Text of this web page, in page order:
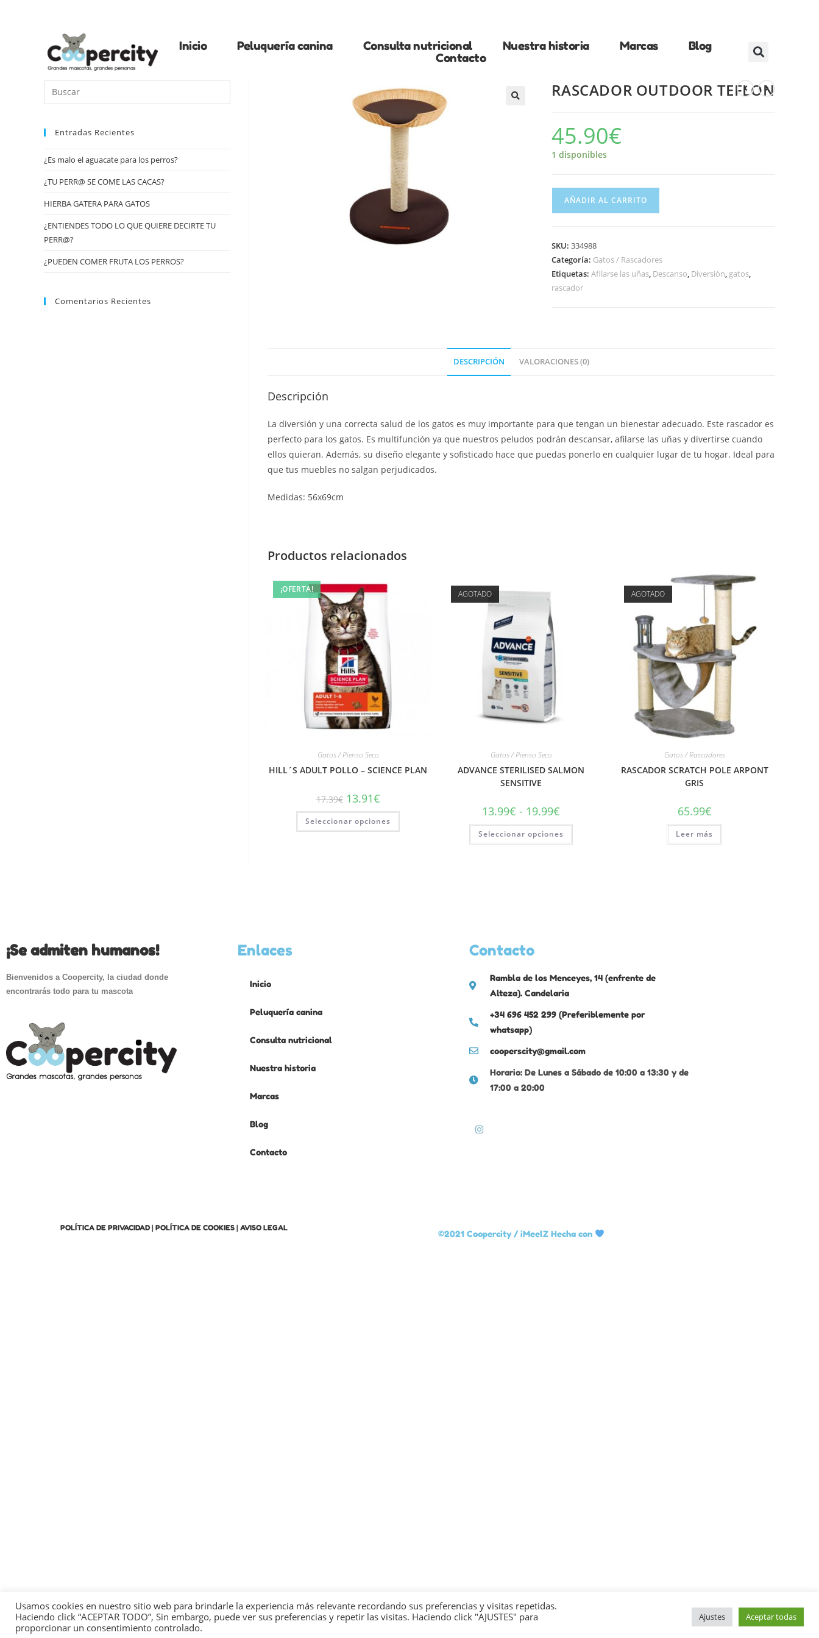
Inicio Peluquería canina Consulta nutricional Nuestra historia Marcas
Blog
Contacto
RASCADOR OUTDOOR TEFLON
45.90€
1 disponibles
AÑADIR AL CARRITO
SKU:334988
Categoría: Gatos / Rascadores
Etiquetas:Afilarse las uñas, Descanso, Diversión, gatos,
rascador
DESCRIPCIÓN VALORACIONES (0)
Descripción
La diversión y una correcta salud de los gatos es muy importante para que tengan un bienestar adecuado. Este rascador es
perfecto para los gatos. Es multifunción ya que nuestros peludos podrán descansar, afilarse las uñas y divertirse cuando
ellos quieran. Además, su diseño elegante y sofisticado hace que puedas ponerlo en cualquier lugar de tu hogar. Ideal para
que tus muebles no salgan perjudicados.
Medidas: 56x69cm
Productos relacionados
¡OFERTA!
Gatos / Pienso Seco
HILL´S ADULT POLLO – SCIENCE PLAN
17.39€ 13.91€
Seleccionar opciones
AGOTADO
Gatos / Pienso Seco
ADVANCE STERILISED SALMON
SENSITIVE
13.99€ - 19.99€
Seleccionar opciones
AGOTADO
Gatos / Rascadores
RASCADOR SCRATCH POLE ARPONT
GRIS
65.99€
Leer más
Entradas Recientes
¿Es malo el aguacate para los perros?
¿TU PERR@ SE COME LAS CACAS?
HIERBA GATERA PARA GATOS
¿ENTIENDES TODO LO QUE QUIERE DECIRTE TU
PERR@?
¿PUEDEN COMER FRUTA LOS PERROS?
Comentarios Recientes
¡Se admiten humanos!
Bienvenidos a Coopercity, la ciudad donde
encontrarás todo para tu mascota
Enlaces
Inicio
Peluquería canina
Consulta nutricional
Nuestra historia
Marcas
Blog
Contacto
Contacto
Rambla de los Menceyes, 14 (enfrente de
Alteza). Candelaria
+34 696 452 299 (Preferiblemente por
whatsapp)
cooperscity@gmail.com
Horario: De Lunes a Sábado de 10:00 a 13:30 y de
17:00 a 20:00
POLÍTICA DE PRIVACIDAD| POLÍTICA DE COOKIES| AVISO LEGAL
©2021 Coopercity /iMeelZ Hecha con
Usamos cookies en nuestro sitio web para brindarle la experiencia más relevante recordando sus preferencias y visitas repetidas.
Haciendo click “ACEPTAR TODO”, Sin embargo, puede ver sus preferencias y repetir las visitas. Haciendo click "AJUSTES" para
proporcionar un consentimiento controlado.
Ajustes Aceptar todas